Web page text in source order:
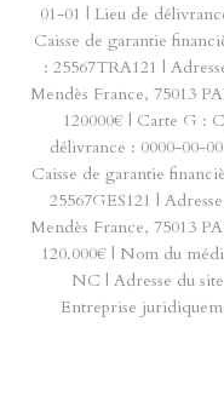
01-01 | Lieu de
Caisse de garantie
: 25567TRA121 |
Mendès France, 75013
120000€ | Carte G :
délivrance : 0000-00-
Caisse de garantie
25567GES121 |
Mendès France, 75013
120.000€ | Nom du
NC | Adresse du
Entreprise